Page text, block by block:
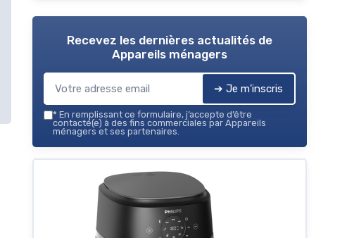
Recevez les dernières actualités de
Appareils ménagers
➔ Je m'inscris
* En remplissant ce formulaire, j’accepte d’être
contacté(e) à des fins commerciales par Appareils
ménagers et ses partenaires.